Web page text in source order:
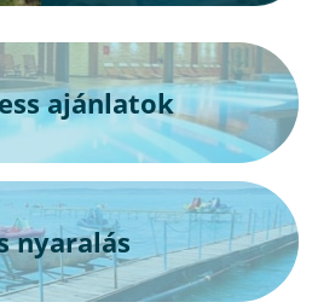
ajánlatok
nyaralás